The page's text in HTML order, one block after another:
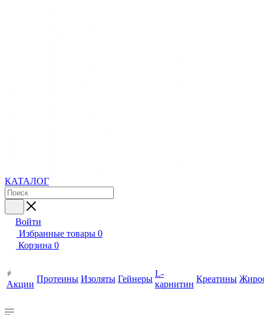
КАТАЛОГ
Войти
Избранные товары 0
Корзина 0
Акции
Протеины Изоляты Гейнеры
L-
карнитин
Креатины